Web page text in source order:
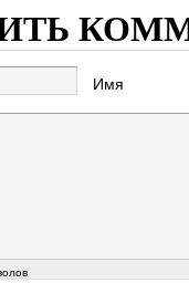
Имя